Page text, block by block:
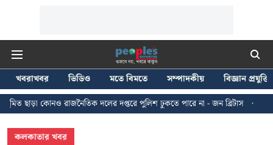
খবরাখবর ভিডিও মতে বিমতে সম্পাদকীয়
বিজ্ঞান প্রযুক্তি
দলের দপ্তরে পুলিশ ঢুকতে পারে না - জন ব্রিটাস
কলকাতায় ২৪ জুলাইয়ের
কলকাতার খবর